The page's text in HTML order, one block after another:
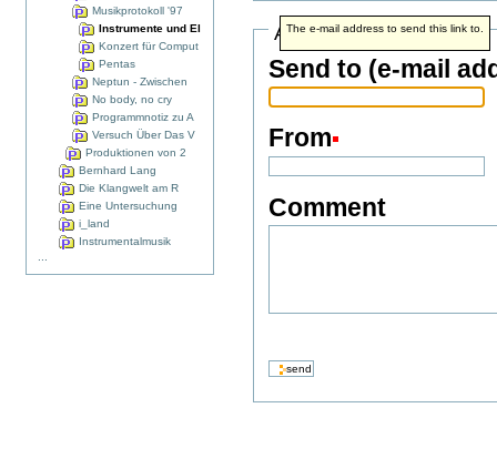
Musikprotokoll '97
Instrumente und El
Konzert für Comput
Pentas
Neptun - Zwischen
No body, no cry
Programmnotiz zu A
Versuch Über Das V
Produktionen von 2
Bernhard Lang
Die Klangwelt am R
Eine Untersuchung
i_land
Instrumentalmusik
Address info
Send to (e-mail
The e-mail address to send this link to.
From
Comment